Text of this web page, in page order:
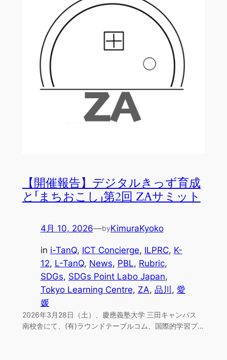
【開催報告】デジタルきっず育成
と「まちおこし」第2回 ZAサミット
4月 10, 2026—byKimuraKyoko
in i-TanQ, ICT Concierge, ILPRC, K-
12, L-TanQ, News, PBL, Rubric
SDGs, SDGs Point Labo Japan
Tokyo Learning Centre, ZA, 品川 , 愛
媛
2026年3月28日（土）、慶應義塾大学 三田キャンパス
南校舎にて、(有)ラウンドテーブルコム、国際的学習プ…